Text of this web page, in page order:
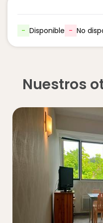
- Disponible - No
Nuestros